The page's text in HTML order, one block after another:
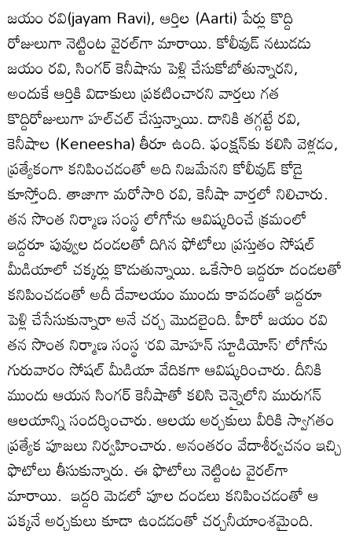
జయం రవి(jayam Ravi), ఆర్తిల (Aarti) పేర్లు కొద్ది
రోజులుగా నెట్టింట వైరల్‌గా మారాయి. కోలీవుడ్‌ నటుడడు
జయం రవి, సింగర్‌ కెనీషాను పెళ్లి చేసుకోబోతున్నారని,
అందుకే ఆర్తికి విడాకులు ప్రకటించారని వార్తలు గత
కొద్దిరోజులుగా హల్‌చల్‌ చేస్తున్నాయి. దానికి తగ్గట్టే రవి,
కెనీషాల (Keneesha) తీరూ ఉంది. ఫంక్షన్‌కు కలిసి వెళ్లడం,
ప్రత్యేకంగా కనిపించడంతో అది నిజమేనని కోలీవుడ్‌ కోడై
కూస్తోంది. తాజాగా మరోసారి రవి, కెనీషా వార్తలో నిలిచారు.
తన సొంత నిర్మాణ సంస్థ లోగోను ఆవిష్కరించే క్రమంలో
ఇద్దరూ పువ్వుల దండలతో దిగిన ఫోటోలు ప్రస్తుతం సోషల్‌
మీడియాలో చక్కర్లు కొడుతున్నాయి. ఒకేసారి ఇద్దరూ దండలతో
కనిపించడంతో అదీ దేవాలయం ముందు కావడంతో ఇద్దరూ
పెళ్లి చేసేసుకున్నారా అనే చర్చ మొదలైంది. హీరో జయం రవి
తన సొంత నిర్మాణ సంస్థ ‘రవి మోహన్‌ స్టూడియోస్‌’ లోగోను
గురువారం సోషల్‌ మీడియా వేదికగా ఆవిష్కరించారు. దీనికి
ముందు ఆయన సింగర్‌ కెనీషాతో కలిసి చెన్నైలోని మురుగన్‌
ఆలయాన్ని సందర్శించారు. ఆలయ అర్చకులు వీరికి స్వాగతం
ప్రత్యేక పూజలు నిర్వహించారు. అనంతరం వేదాశీర్వచనం ఇచ్చి
ఫొటోలు తీసుకున్నారు. ఈ ఫొటోలు నెట్టింట వైరల్‌గా
మారాయి. ఇద్దరి మెడలో పూల దండలు కనిపించడంతో ఆ
పక్కనే అర్చకులు కూడా ఉండడంతో చర్చనీయాంశమైంది.